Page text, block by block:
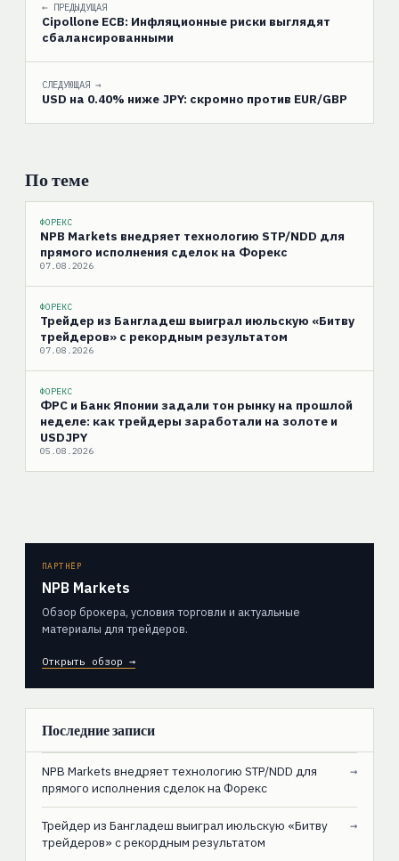
← ПРЕДЫДУЩАЯ
Cipollone ECB: Инфляционные риски выглядят
сбалансированными
СЛЕДУЮЩАЯ →
USD на 0.40% ниже JPY: скромно против EUR/GBP
По теме
ФОРЕКС
NPB Markets внедряет технологию STP/NDD для
прямого исполнения сделок на Форекс
07.08.2026
ФОРЕКС
Трейдер из Бангладеш выиграл июльскую «Битву
трейдеров» с рекордным результатом
07.08.2026
ФОРЕКС
ФРС и Банк Японии задали тон рынку на прошлой
неделе: как трейдеры заработали на золоте и
USDJPY
05.08.2026
ПАРТНЁР
NPB Markets
Обзор брокера, условия торговли и актуальные
материалы для трейдеров.
Открыть обзор →
Последние записи
NPB Markets внедряет технологию STP/NDD для
прямого исполнения сделок на Форекс
→
Трейдер из Бангладеш выиграл июльскую «Битву
трейдеров» с рекордным результатом
→